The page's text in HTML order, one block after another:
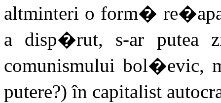
altminteri o form�
a disp�rut, s-ar putea
comunismului bol�evic,
putere?) în capitalist